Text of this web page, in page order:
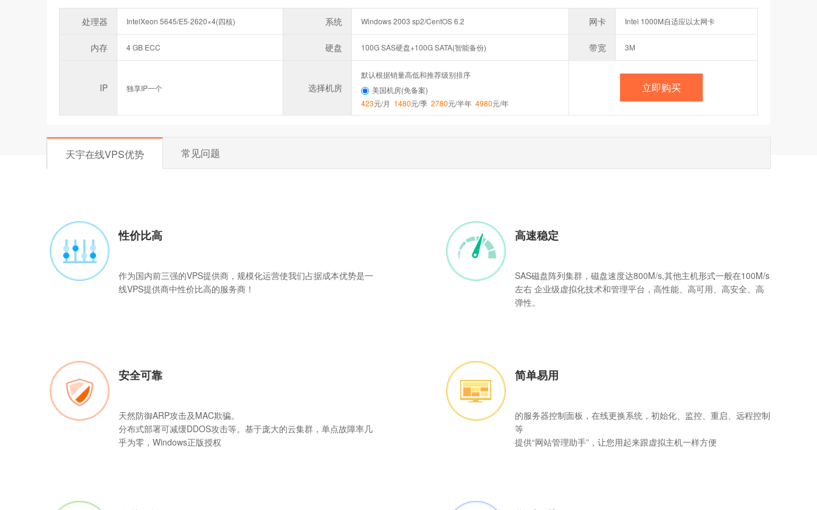
处理器 IntelXeon 5645/E5-2620×4(四核) 系统 Windows 2003 sp2/CentOS 6.2 网卡 Intel 1000M自适应以太网卡
内存 4 GB ECC 硬盘 100G SAS硬盘+100G SATA(智能备份) 带宽 3M
IP 独享IP一个 选择机房
默认根据销量高低和推荐级别排序
美国机房(免备案)
423元/月 1480元/季 2780元/半年 4980元/年
立即购买
天宇在线VPS优势 常见问题
性价比高
作为国内前三强的VPS提供商，规模化运营使我们占据成本优势是一
线VPS提供商中性价比高的服务商！
高速稳定
SAS磁盘阵列集群，磁盘速度达800M/s,其他主机形式一般在100M/s
左右 企业级虚拟化技术和管理平台，高性能、高可用、高安全、高
弹性。
安全可靠
天然防御ARP攻击及MAC欺骗。
分布式部署可减缓DDOS攻击等。基于庞大的云集群，单点故障率几
乎为零，Windows正版授权
简单易用
的服务器控制面板，在线更换系统，初始化、监控、重启、远程控制
等
提供“网站管理助手”，让您用起来跟虚拟主机一样方便